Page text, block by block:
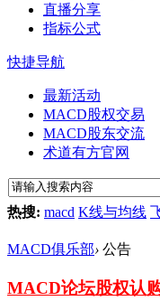
直播分享
指标公式
快捷导航
最新活动
MACD股权交易
MACD股东交流
术道有方官网
热搜: macd K线与均线
MACD俱乐部› 公告
MACD论坛股权认